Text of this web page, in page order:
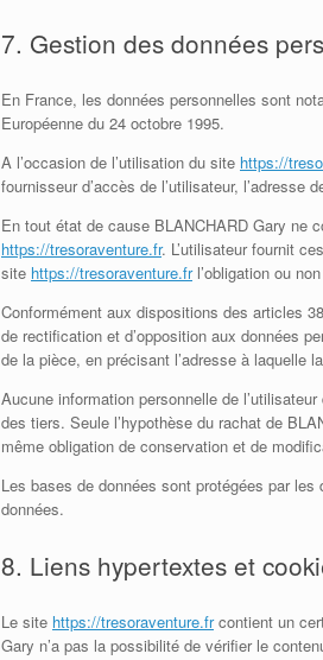
7. Gestion des données
En France, les données personnelles sont
Européenne du 24 octobre 1995.
A l’occasion de l’utilisation du site https://
fournisseur d’accès de l’utilisateur, l’adresse
En tout état de cause BLANCHARD Gary ne
https://tresoraventure.fr. L’utilisateur fournit
site https://tresoraventure.frl’obligation ou
Conformément aux dispositions des articles
de rectification et d’opposition aux données
de la pièce, en précisant l’adresse à laquelle
Aucune information personnelle de
des tiers. Seule l’hypothèse du rachat de
même obligation de conservation et de
Les bases de données sont protégées par
données.
8. Liens hypertextes et
Le site https://tresoraventure.frcontient un
Gary n’a pas la possibilité de vérifier le